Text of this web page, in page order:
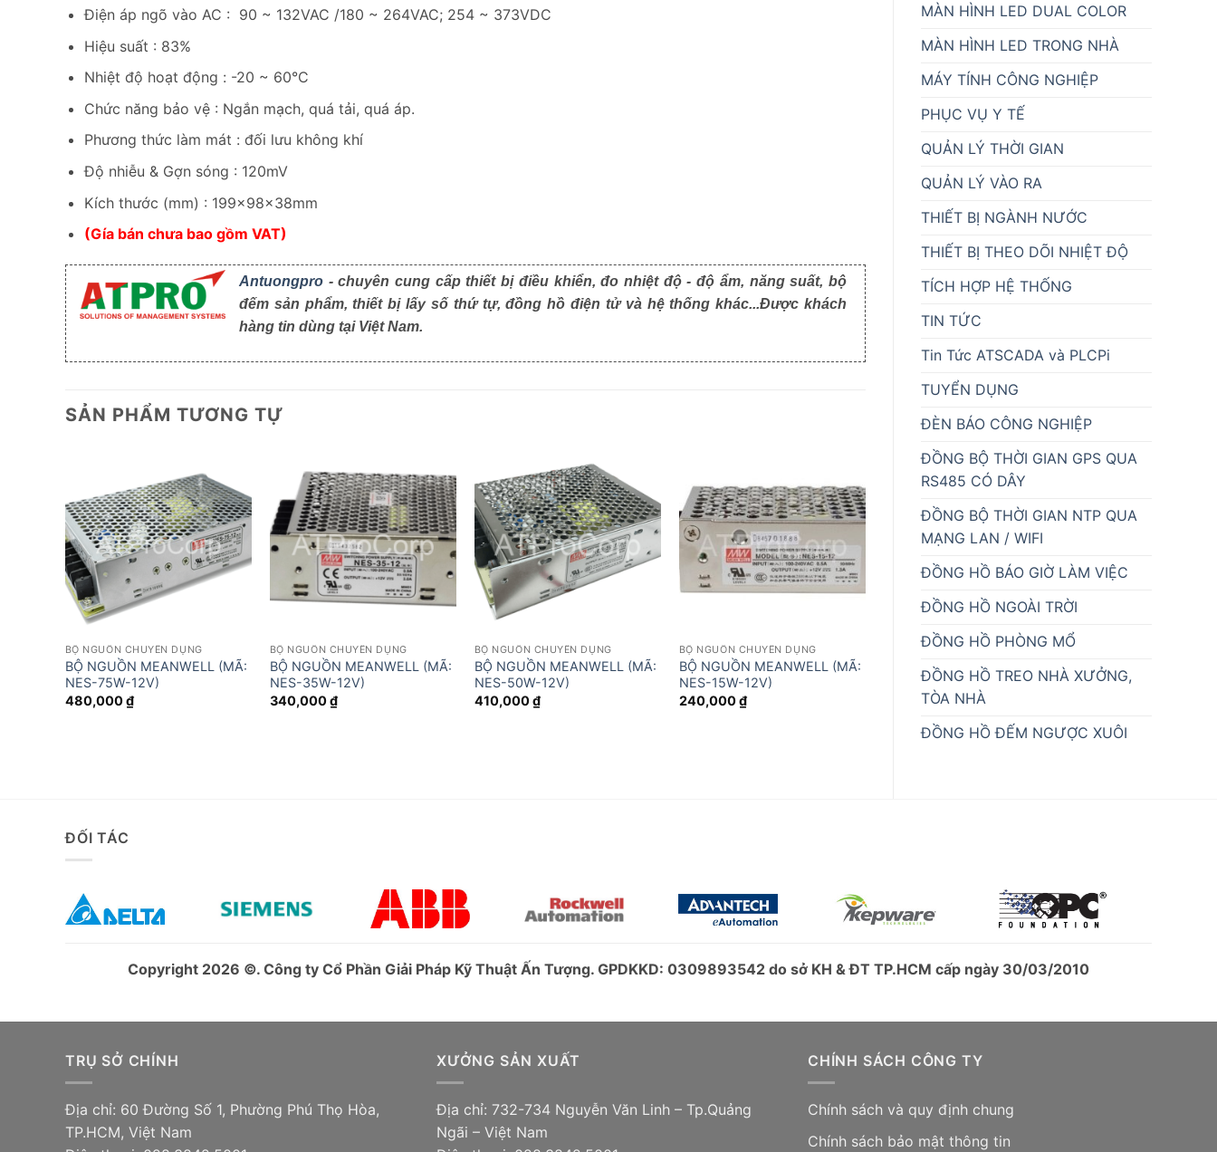
MÀN HÌNH LED DUAL COLOR
MÀN HÌNH LED TRONG NHÀ
MÁY TÍNH CÔNG NGHIỆP
PHỤC VỤ Y TẾ
QUẢN LÝ THỜI GIAN
QUẢN LÝ VÀO RA
THIẾT BỊ NGÀNH NƯỚC
THIẾT BỊ THEO DÕI NHIỆT ĐỘ
TÍCH HỢP HỆ THỐNG
TIN TỨC
Tin Tức ATSCADA và PLCPi
TUYỂN DỤNG
ĐÈN BÁO CÔNG NGHIỆP
ĐỒNG BỘ THỜI GIAN GPS QUA
RS485 CÓ DÂY
ĐỒNG BỘ THỜI GIAN NTP QUA
MẠNG LAN / WIFI
ĐỒNG HỒ BÁO GIỜ LÀM VIỆC
ĐỒNG HỒ NGOÀI TRỜI
ĐỒNG HỒ PHÒNG MỔ
ĐỒNG HỒ TREO NHÀ XƯỞNG,
TÒA NHÀ
ĐỒNG HỒ ĐẾM NGƯỢC XUÔI
Điện áp ngõ vào AC : 90 ~ 132VAC /180 ~ 264VAC; 254 ~ 373VDC
Hiệu suất : 83%
Nhiệt độ hoạt động : -20 ~ 60°C
Chức năng bảo vệ : Ngắn mạch, quá tải, quá áp.
Phương thức làm mát : đối lưu không khí
Độ nhiễu & Gợn sóng : 120mV
Kích thước (mm) : 199x98x38mm
(Gía bán chưa bao gồm VAT)
Antuongpro- chuyên cung cấp thiết bị điều khiển, đo nhiệt độ - độ ẩm, năng suất, bộ
đếm sản phẩm, thiết bị lấy số thứ tự, đồng hồ điện tử và hệ thống khác...Được khách
hàng tin dùng tại Việt Nam.
SẢN PHẨM TƯƠNG TỰ
BỘ NGUỒN CHUYÊN DỤNG
BỘ NGUỒN MEANWELL (MÃ:
NES-75W-12V)
480,000₫
BỘ NGUỒN CHUYÊN DỤNG
BỘ NGUỒN MEANWELL (MÃ:
NES-35W-12V)
340,000₫
BỘ NGUỒN CHUYÊN DỤNG
BỘ NGUỒN MEANWELL (MÃ:
NES-50W-12V)
410,000₫
BỘ NGUỒN CHUYÊN DỤNG
BỘ NGUỒN MEANWELL (MÃ:
NES-15W-12V)
240,000₫
BỘ NGUỒN CHUYÊN DỤNG
BỘ NGUỒN MEANWELL (MÃ:
NES-350W-24V)
1,140,000₫
BỘ NGUỒN
NES-100W-24V)
ĐỐI TÁC
Copyright 2026 ©. Công ty Cổ Phần Giải Pháp Kỹ Thuật Ấn Tượng. GPDKKD: 0309893542 do sở KH & ĐT TP.HCM cấp ngày 30/03/2010
TRỤ SỞ CHÍNH
Địa chỉ: 60 Đường Số 1, Phường Phú Thọ Hòa,
TP.HCM, Việt Nam
XƯỞNG SẢN XUẤT
Địa chỉ: 732-734 Nguyễn Văn Linh – Tp.Quảng
Ngãi – Việt Nam
CHÍNH SÁCH CÔNG TY
Chính sách và quy định chung
Chính sách bảo mật thông tin